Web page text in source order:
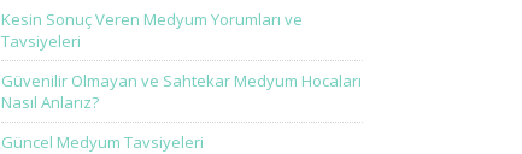
Kesin Sonuç Veren Medyum Yorumları ve
Tavsiyeleri
Güvenilir Olmayan ve Sahtekar Medyum Hocaları
Nasıl Anlarız?
Güncel Medyum Tavsiyeleri